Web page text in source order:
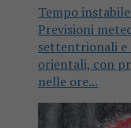
Tempo
Previsioni
settentrionali
orientali, con
nelle ore...